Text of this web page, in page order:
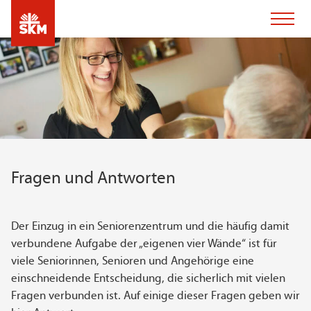
Fragen und Antworten
Der Einzug in ein Seniorenzentrum und die häufig damit
verbundene Aufgabe der „eigenen vier Wände“ ist für
viele Seniorinnen, Senioren und Angehörige eine
einschneidende Entscheidung, die sicherlich mit vielen
Fragen verbunden ist. Auf einige dieser Fragen geben wir